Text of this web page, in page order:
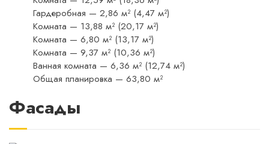
Гардеробная — 2,86 м² (4,47 м²)
Комната — 13,88 м² (20,17 м²)
Комната — 6,80 м² (13,17 м²)
Комната — 9,37 м² (10,36 м²)
Ванная комната — 6,36 м² (12,74 м²)
Общая планировка — 63,80 м²
Фасады